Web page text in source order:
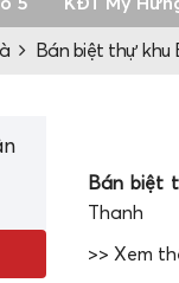
Bán biệt thự khu
Bán biệt
Thanh
>> Xem